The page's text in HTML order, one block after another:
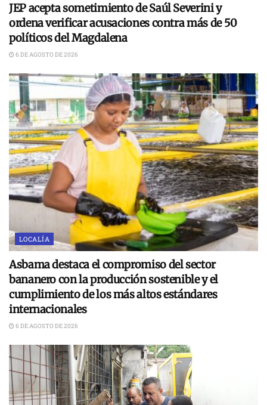
JEP acepta sometimiento de Saúl Severini y
ordena verificar acusaciones contra más de 50
políticos del Magdalena
6 DE AGOSTO DE 2026
LOCALÍA
Asbama destaca el compromiso del sector
bananero con la producción sostenible y el
cumplimiento de los más altos estándares
internacionales
6 DE AGOSTO DE 2026